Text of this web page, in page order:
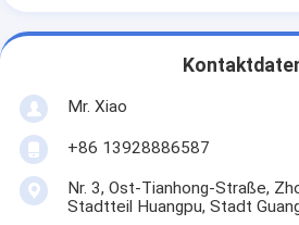
Mr. Xiao
+86 13928886587
Nr. 3, Ost-Tianhong-Straße,
Stadtteil Huangpu, Stadt